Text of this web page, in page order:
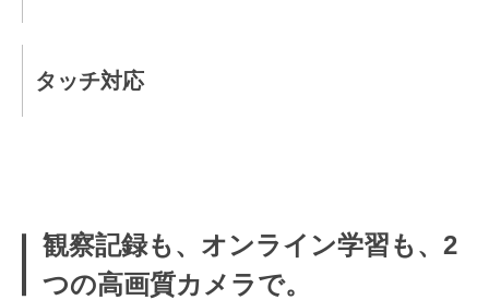
タッチ対応
観察記録も、オンライン学習も、2
つの高画質カメラで。